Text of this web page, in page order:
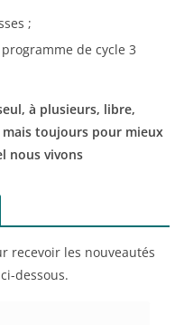
;
de cycle 3
à plusieurs, libre,
toujours pour mieux
nous vivons
recevoir les nouveautés
dessous.